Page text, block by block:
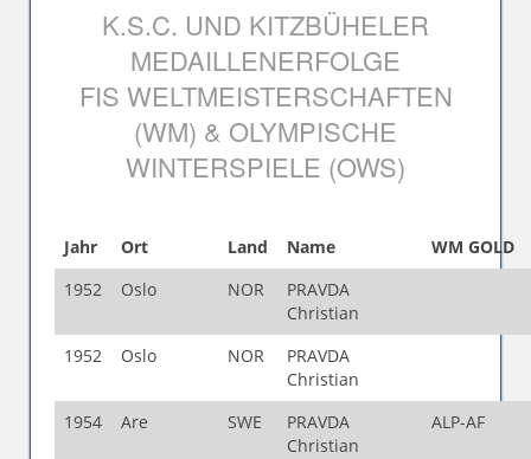
K.S.C. UND KITZBÜHELER
MEDAILLENERFOLGE
FIS WELTMEISTERSCHAFTEN
(WM) & OLYMPISCHE
WINTERSPIELE (OWS)
Jahr Ort Land Name
WM GOLD
1952
Oslo NOR
PRAVDA
Christian
1952
Oslo NOR
PRAVDA
Christian
1954
Are SWE
PRAVDA
Christian
ALP-AF